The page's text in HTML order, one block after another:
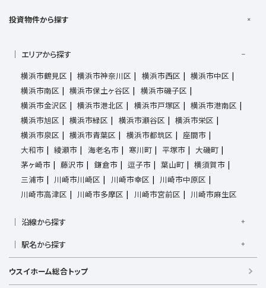
投資物件から探す
エリアから探す
横浜市鶴見区
横浜市神奈川区 横浜市西区
横浜市中区
横浜市南区
横浜市保土ヶ谷区
横浜市磯子区
横浜市金沢区
横浜市港北区 横浜市戸塚区
横浜市港南区
横浜市旭区
横浜市緑区 横浜市瀬谷区
横浜市栄区
横浜市泉区
横浜市青葉区 横浜市都筑区
座間市
大和市
綾瀬市 海老名市 寒川町 平塚市
大磯町
茅ヶ崎市
藤沢市 鎌倉市 逗子市 葉山町
横須賀市
三浦市
川崎市川崎区 川崎市幸区
川崎市中原区
川崎市高津区
川崎市多摩区 川崎市宮前区 川崎市麻生区
沿線から探す
横須賀線
湘南新宿ライン高海
京急本線
京急久里浜線 京急逗子線
小田急小田原線
駅名から探す
大倉山駅
大船駅 金沢八景駅 金沢文庫駅
鎌倉駅
上大岡駅
鴨居駅
ウスイホーム総合トップ